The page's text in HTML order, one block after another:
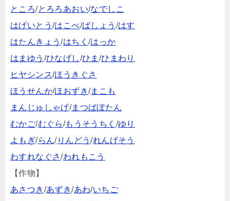
ところ/とろろあおい/なでしこ
はげいとう /はこべ/ばしょう /はす
はたんきょう/はちく/はっか
はまゆう /ひなげし/ひま /ひまわり
ヒヤシンス/ほうきぐさ
ほうせんか/ほおずき/まこも
まんじゅしゃげ/まつばぼたん
むかご/むぐら/もうそうちく /ゆり
よもぎ/らん/りんどう/れんげそう
わすれなぐさ/われもこう
【作物】
あさつき /あずき/あわ/いちご